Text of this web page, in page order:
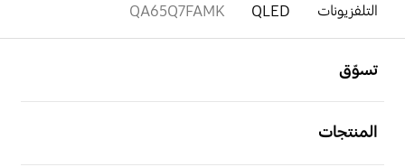
التلفزيونات
QLED
QA65Q7FAMK
تسوّق
المنتجات